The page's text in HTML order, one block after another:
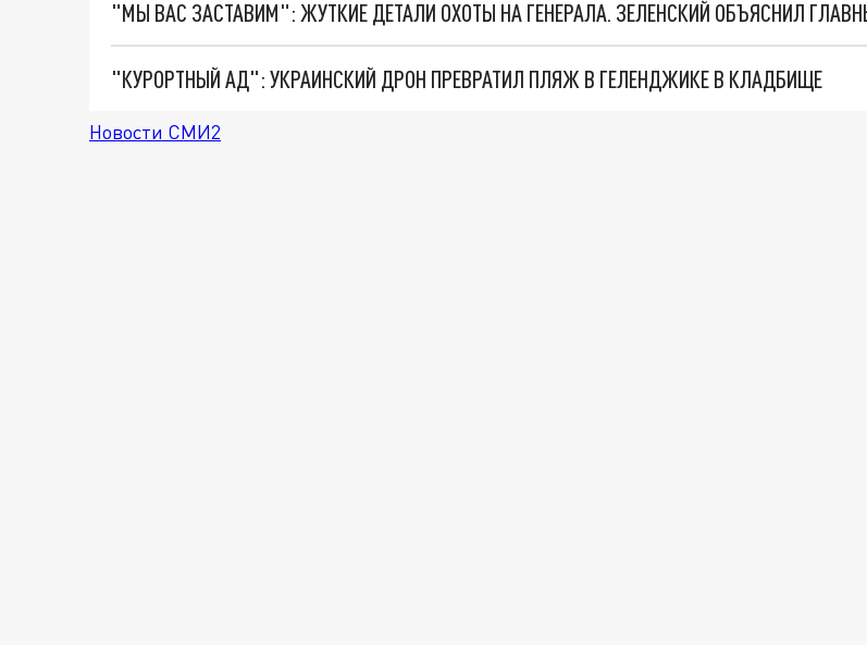
"КУРОРТНЫЙ АД": УКРАИНСКИЙ ДРОН ПРЕВРАТИЛ ПЛЯЖ В ГЕЛЕНДЖИКЕ В КЛАДБИЩЕ
Новости СМИ2